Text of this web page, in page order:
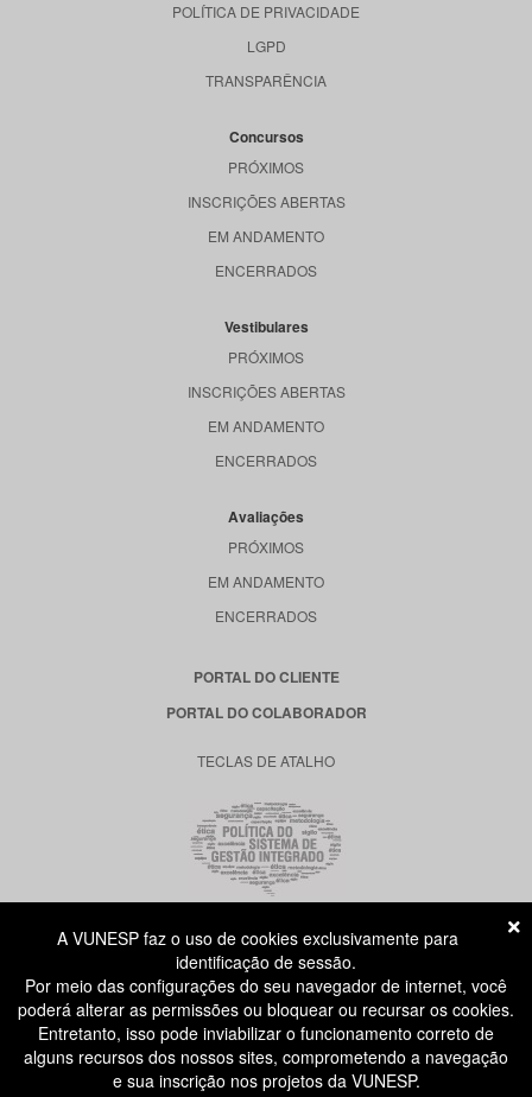
POLÍTICA DE PRIVACIDADE
LGPD
TRANSPARÊNCIA
Concursos
PRÓXIMOS
INSCRIÇÕES ABERTAS
EM ANDAMENTO
ENCERRADOS
Vestibulares
PRÓXIMOS
INSCRIÇÕES ABERTAS
EM ANDAMENTO
ENCERRADOS
Avaliações
PRÓXIMOS
EM ANDAMENTO
ENCERRADOS
PORTAL DO CLIENTE
PORTAL DO COLABORADOR
TECLAS DE ATALHO
RUA DONA GERMAINE BURCHARD, 515
ÁGUA BRANCA - SÃO PAULO SP
CEP: 05002-062
ATENDIMENTO AO CANDIDATO
A VUNESP faz o uso de cookies exclusivamente para
identificação de sessão.
Por meio das configurações do seu navegador de internet, você
poderá alterar as permissões ou bloquear ou recursar os cookies.
Entretanto, isso pode inviabilizar o funcionamento correto de
alguns recursos dos nossos sites, comprometendo a navegação
e sua inscrição nos projetos da VUNESP.